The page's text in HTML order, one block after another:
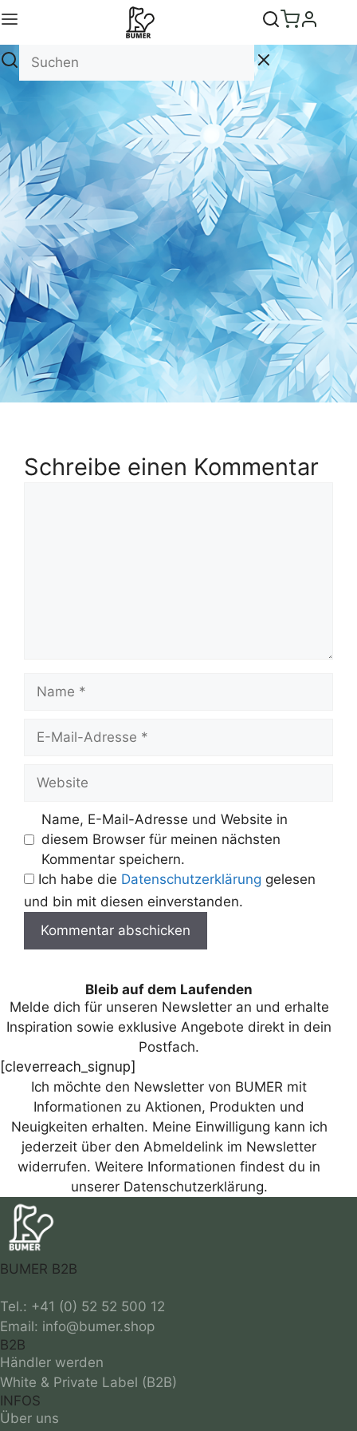
Schreibe einen Kommentar
Mail-
Name, E-Mail-Adresse und Website in
diesem Browser für meinen nächsten
Kommentar speichern.
Ich habe die Datenschutzerklärung gelesen
und bin mit diesen einverstanden.
Bleib auf dem Laufenden
Melde dich für unseren Newsletter an und erhalte
Inspiration sowie exklusive Angebote direkt in dein
Postfach.
[cleverreach_signup]
Ich möchte den Newsletter von BUMER mit
Informationen zu Aktionen, Produkten und
Neuigkeiten erhalten. Meine Einwilligung kann ich
jederzeit über den Abmeldelink im Newsletter
widerrufen. Weitere Informationen findest du in
unserer Datenschutzerklärung.
BUMER B2B
Tel.: +41 (0) 52 52 500 12
B2B
Händler werden
White & Private Label (B2B)
INFOS
Über uns